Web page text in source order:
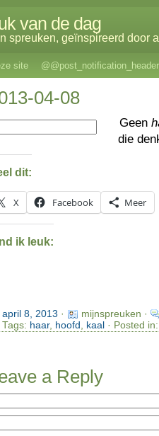
van de dag
spreuken, geïnspireerd door
site @@post_notification_header
04-08
Geen
die
dit:
X Facebook Meer
ik leuk:
april 8, 2013 ·
mijnspreuken ·
Tags: haar, hoofd kaal · Posted
a Reply